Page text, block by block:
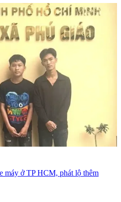
máy ở TP HCM, phát lộ thêm